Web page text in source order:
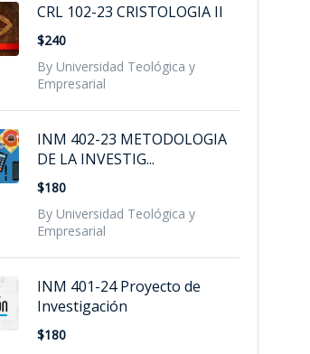
CRL 102-23 CRISTOLOGIA II
$240
By Universidad Teológica y
Empresarial
INM 402-23 METODOLOGIA
DE LA INVESTIG...
$180
By Universidad Teológica y
Empresarial
INM 401-24 Proyecto de
Investigación
$180